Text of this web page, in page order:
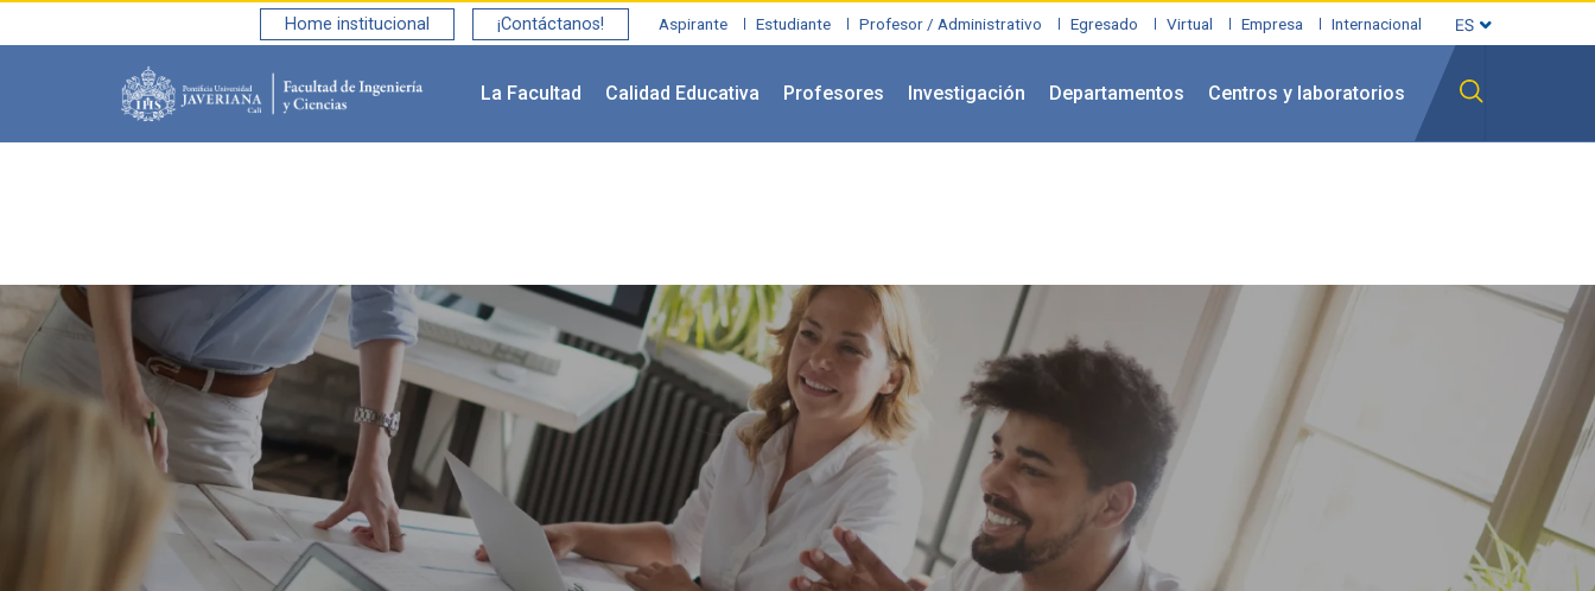
Saltar al contenido principal
Aspirante Estudiante Profesor / Administrativo Egresado Virtual Empresa Internacional
Home institucional ¡Contáctanos!
La Facultad Calidad Educativa Profesores Investigación Departamentos Centros y laboratorios